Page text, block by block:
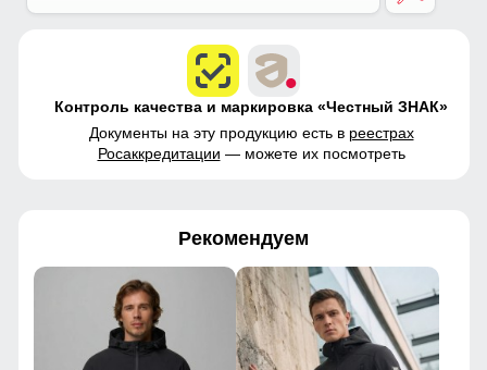
Контроль качества и маркировка «Честный ЗНАК»
Документы на эту продукцию есть в реестрах
Росаккредитации — можете их посмотреть
Рекомендуем